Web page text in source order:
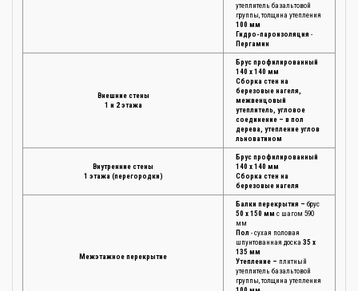
утеплитель базальтовой
группы, толщина утепления
100 мм
Гидро-пароизоляция -
Пергамин
Внешние стены
1 и 2 этажа
Брус профилированный
140 х 140 мм
Сборка стен на
березовые нагеля,
межвенцовый
утеплитель, угловое
соединение – в пол
дерева, утепление углов
льноватином
Внутренние стены
1 этажа (перегородки)
Брус профилированный
140 х 140 мм
Сборка стен на
березовые нагеля
Межэтажное перекрытие
Балки перекрытия – брус
50 х 150 мм с шагом 590
мм
Пол - сухая половая
шпунтованная доска 35 х
135 мм
Утепление – плитный
утеплитель базальтовой
группы, толщина утепления